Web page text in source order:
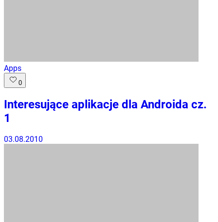
Apps
0
Interesujące aplikacje dla Androida cz.
1
03.08.2010